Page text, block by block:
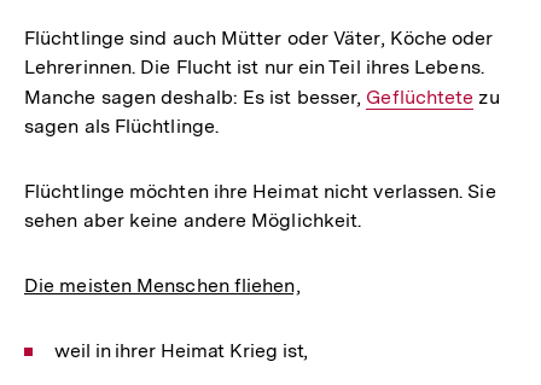
Flüchtlinge sind auch Mütter oder Väter, Köche oder
Lehrerinnen. Die Flucht ist nur ein Teil ihres Lebens.
Manche sagen deshalb: Es ist besser, Interner
Geflüchtete zu
sagen als Flüchtlinge.
Flüchtlinge möchten ihre Heimat nicht verlassen. Sie
sehen aber keine andere Möglichkeit.
Die meisten Menschen fliehen,
weil in ihrer Heimat Krieg ist,